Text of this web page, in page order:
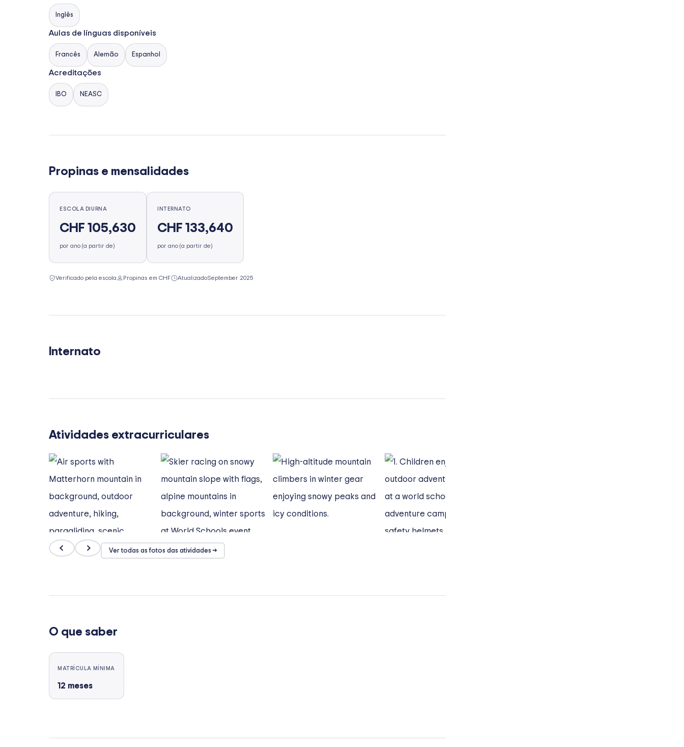
Inglês
Aulas de línguas disponíveis
Francês Alemão Espanhol
Acreditações
IBO NEASC
Propinas e mensalidades
ESCOLA DIURNA
CHF 105,630
por ano (a partir de)
INTERNATO
CHF 133,640
por ano (a partir de)
Verificado pela escola Propinas em CHF AtualizadoSeptember 2025
Internato
Atividades extracurriculares
Ver todas as fotos das atividades →
O que saber
MATRÍCULA MÍNIMA
12 meses